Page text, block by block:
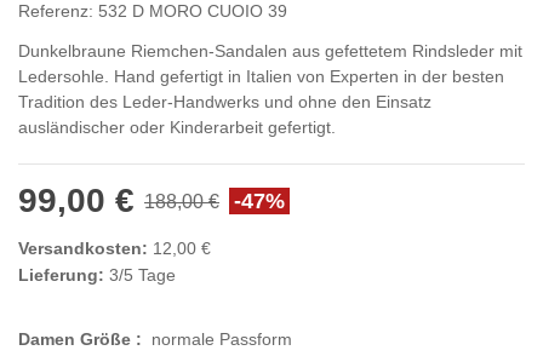
Referenz: 532 D MORO CUOIO 39
Dunkelbraune Riemchen-Sandalen aus gefettetem Rindsleder mit
Ledersohle. Hand gefertigt in Italien von Experten in der besten
Tradition des Leder-Handwerks und ohne den Einsatz
ausländischer oder Kinderarbeit gefertigt.
99,00 € 188,00 € -47%
Versandkosten: 12,00 €
Lieferung: 3/5 Tage
Damen Größe : normale Passform